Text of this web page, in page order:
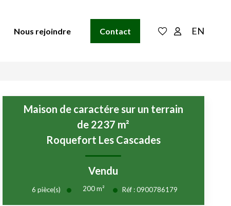
Nous rejoindre Contact EN
Maison de caractére sur un terrain
de 2237 m²
Roquefort Les Cascades
Vendu
6pièce(s) 200m² Réf :0900786179